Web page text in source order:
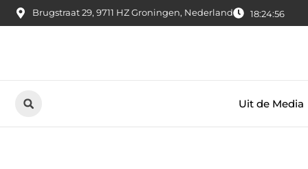
Brugstraat 29, 9711 HZ Groningen, Nederland 18:24:57
Uit de Media